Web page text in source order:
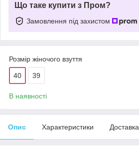
Що таке купити з Пром?
Замовлення під захистом
Розмір жіночого взуття
40 39
В наявності
Опис Характеристики Доставка